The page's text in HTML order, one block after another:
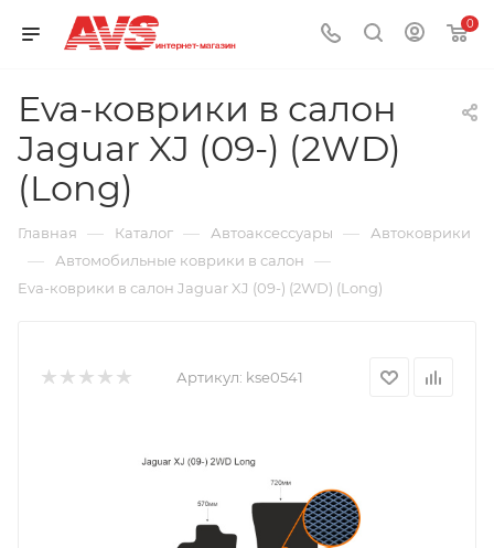
0
Eva-коврики в салон
Jaguar XJ (09-) (2WD)
(Long)
Главная — Каталог — Автоаксессуары — Автоковрики
— Автомобильные коврики в салон —
Eva-коврики в салон Jaguar XJ (09-) (2WD) (Long)
Артикул: kse0541